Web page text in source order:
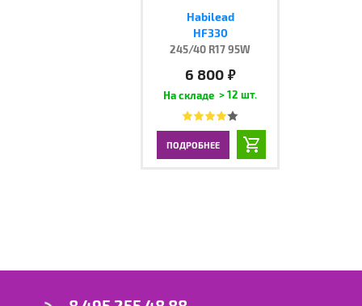
Habilead
HF330
245/40 R17 95W
6 800 руб.
> 12 шт.
ПОДРОБНЕЕ